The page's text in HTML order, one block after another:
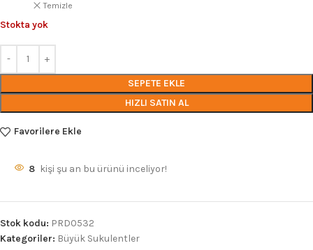
Temizle
Stokta yok
SEPETE EKLE
HIZLI SATIN AL
Favorilere Ekle
8 kişi şu an bu ürünü inceliyor!
Stok kodu: PRD0532
Kategoriler: Büyük Sukulentler